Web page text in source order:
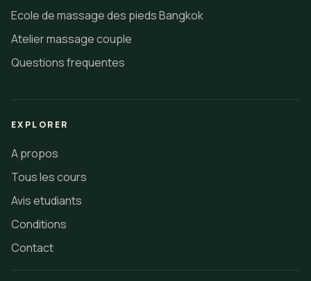
Ecole de massage des pieds Bangkok
Atelier massage couple
Questions frequentes
EXPLORER
A propos
Tous les cours
Avis etudiants
Conditions
Contact